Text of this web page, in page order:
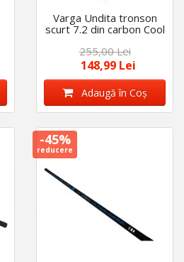
Varga Undita tronson
scurt 7.2 din carbon Cool
255,00 Lei
148,99 Lei
Adaugă în Coş
-45%
reducere